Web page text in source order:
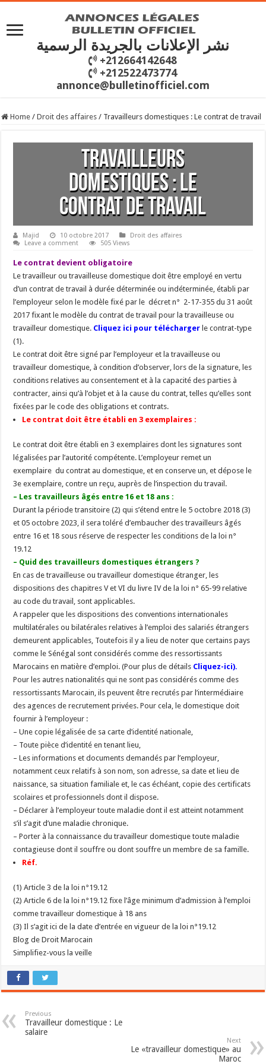
نشر الإعلانات بالجريدة الرسمية
+212664142648
+212522473774
annonce@bulletinofficiel.com
Home / Droit des affaires / Travailleurs domestiques : Le contrat de travail
Travailleurs
domestiques : Le
contrat de travail
Majid 10 octobre 2017
Droit des affaires
Leave a comment
505 Views
Le contrat devient obligatoire
Le travailleur ou travailleuse domestique doit être employé en vertu
d’un contrat de travail à durée déterminée ou indéterminée, établi par
l’employeur selon le modèle fixé par le décret n° 2-17-355 du 31 août
2017 fixant le modèle du contrat de travail pour la travailleuse ou
travailleur domestique. Cliquez ici pour télécharger le contrat-type
(1).
Le contrat doit être signé par l’employeur et la travailleuse ou
travailleur domestique, à condition d’observer, lors de la signature, les
conditions relatives au consentement et à la capacité des parties à
contracter, ainsi qu’à l’objet et à la cause du contrat, telles qu’elles sont
fixées par le code des obligations et contrats.
Le contrat doit être établi en 3 exemplaires :
Le contrat doit être établi en 3 exemplaires dont les signatures sont
légalisées par l’autorité compétente. L’employeur remet un
exemplaire du contrat au domestique, et en conserve un, et dépose le
3e exemplaire, contre un reçu, auprès de l’inspection du travail.
– Les travailleurs âgés entre 16 et 18 ans :
Durant la période transitoire (2) qui s’étend entre le 5 octobre 2018 (3)
et 05 octobre 2023, il sera toléré d’embaucher des travailleurs âgés
entre 16 et 18 sous réserve de respecter les conditions de la loi n°
19.12
– Quid des travailleurs domestiques étrangers ?
En cas de travailleuse ou travailleur domestique étranger, les
dispositions des chapitres V et VI du livre IV de la loi n° 65-99 relative
au code du travail, sont applicables.
A rappeler que les dispositions des conventions internationales
multilatérales ou bilatérales relatives à l’emploi des salariés étrangers
demeurent applicables, Toutefois il y a lieu de noter que certains pays
comme le Sénégal sont considérés comme des ressortissants
Marocains en matière d’emploi. (Pour plus de détails Cliquez-ici).
Pour les autres nationalités qui ne sont pas considérés comme des
ressortissants Marocain, ils peuvent être recrutés par l’intermédiaire
des agences de recrutement privées. Pour cela, le domestique doit
fournir à l’employeur :
– Une copie légalisée de sa carte d’identité nationale,
– Toute pièce d’identité en tenant lieu,
– Les informations et documents demandés par l’employeur,
notamment ceux relatifs à son nom, son adresse, sa date et lieu de
naissance, sa situation familiale et, le cas échéant, copie des certificats
scolaires et professionnels dont il dispose.
– Déclarer à l’employeur toute maladie dont il est atteint notamment
s’il s’agit d’une maladie chronique.
– Porter à la connaissance du travailleur domestique toute maladie
contagieuse dont il souffre ou dont souffre un membre de sa famille.
Réf.
(1) Article 3 de la loi n°19.12
(2) Article 6 de la loi n°19.12 fixe l’âge minimum d’admission à l’emploi
comme travailleur domestique à 18 ans
(3) Il s’agit ici de la date d’entrée en vigueur de la loi n°19.12
Blog de Droit Marocain
Simplifiez-vous la veille
Previous
Travailleur domestique : Le
salaire
Next
Le «travailleur domestique» au
Maroc